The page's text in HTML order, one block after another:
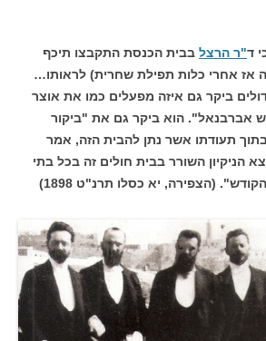
ד"ר הרצל בבית הכנסת התקבצו תיכף
אז אחרי כלות תפילת שחרית) לראותו…
ביקר גם איזה מפעלים כמו את אוצר
אברבנאל". הוא ביקר גם את "ביקור
תעודתו אשר נתן להבית הזה, אמר
הניקיון השורר בבית חולים זה בכל בתי
(הצפירה, יא כסלו תרנ"ט 1898)